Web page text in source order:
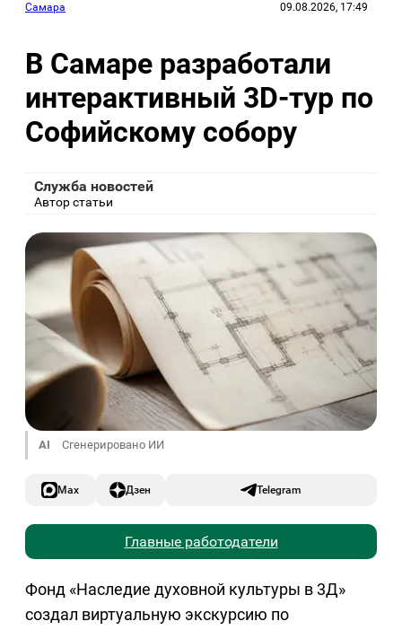
Самара 09.08.2026, 17:49
В Самаре разработали
интерактивный 3D-тур по
Софийскому собору
Служба новостей
Автор статьи
AI Сгенерировано ИИ
Max Дзен Telegram
Главные работодатели
Фонд «Наследие духовной культуры в 3Д»
создал виртуальную экскурсию по